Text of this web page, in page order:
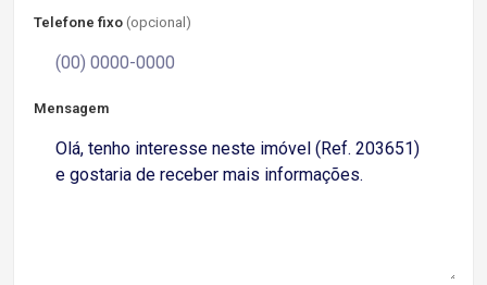
Telefone fixo (opcional)
Mensagem